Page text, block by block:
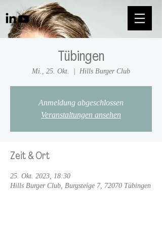
Tübingen
Mi., 25. Okt. Hills Burger Club
Anmeldung abgeschlossen
Veranstaltungen ansehen
Zeit & Ort
25. Okt. 2023, 18:30
Hills Burger Club, Burgsteige 7, 72070 Tübingen